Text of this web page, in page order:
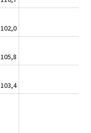
102,0
105,8
103,4